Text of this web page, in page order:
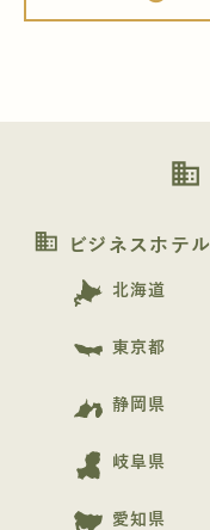
business
business ビジネスホテル
北海道
東京都
静岡県
岐阜県
愛知県